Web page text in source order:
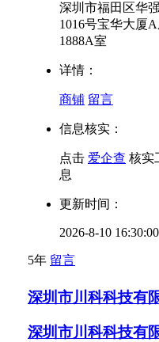
深圳市福田区华
1016号宝华大厦
1888A室
详情：
商铺 留言
信息核实：
点击 爱企查 核实
息
更新时间：
2026-8-10 16:30:00
5年 留言
深圳市川科科技有
深圳市川科科技有